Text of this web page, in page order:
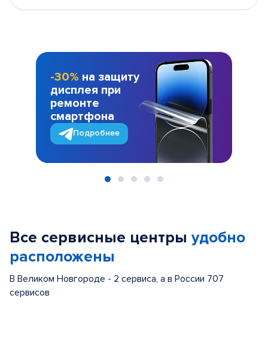
-30% на защиту
дисплея при
ремонте
смартфона
Подробнее
Все сервисные центры удобно
расположены
В Великом Новгороде - 2 сервиса, а в России 707
сервисов